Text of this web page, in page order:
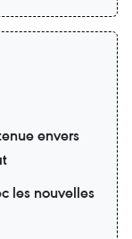
envers
les nouvelles